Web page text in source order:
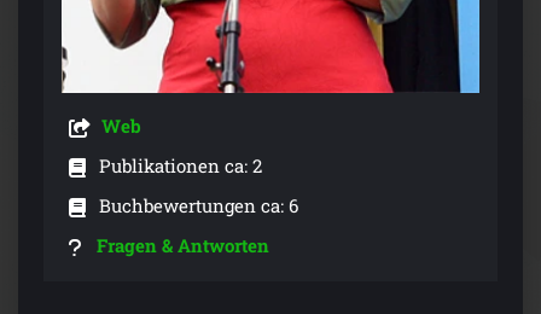
Web
Publikationen ca: 2
Buchbewertungen ca: 6
Fragen & Antworten